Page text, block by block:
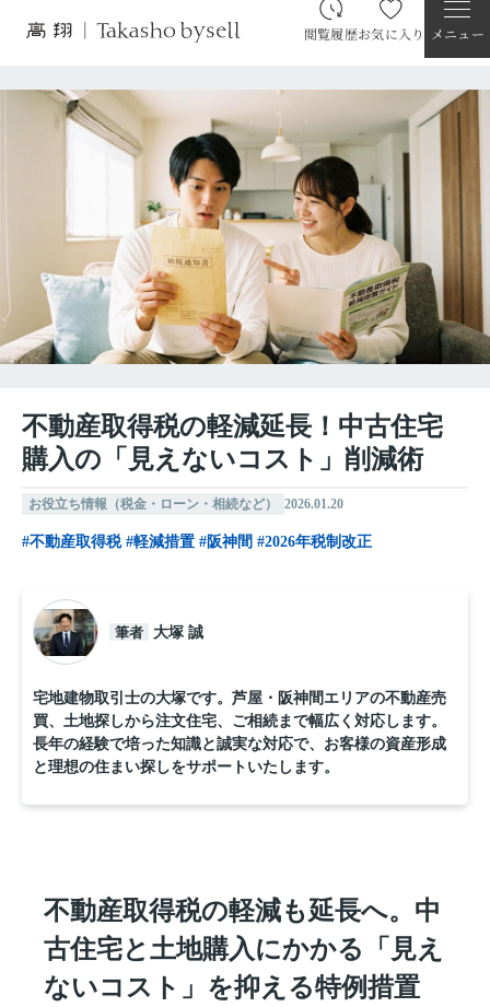
閲覧履歴お気に入り メニュー
不動産取得税の軽減延長！中古住宅
購入の「見えないコスト」削減術
お役立ち情報（税金・ローン・相続など） 2026.01.20
#不動産取得税 #軽減措置 #阪神間 #2026年税制改正
筆者 大塚 誠
宅地建物取引士の大塚です。芦屋・阪神間エリアの不動産売
買、土地探しから注文住宅、ご相続まで幅広く対応します。
長年の経験で培った知識と誠実な対応で、お客様の資産形成
と理想の住まい探しをサポートいたします。
不動産取得税の軽減も延長へ。中
古住宅と土地購入にかかる「見え
ないコスト」を抑える特例措置